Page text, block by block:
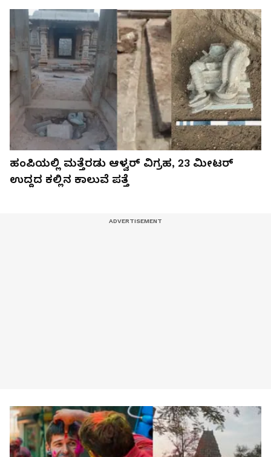
ಹಂಪಿಯಲ್ಲಿ ಮತ್ತೆರಡು ಆಳ್ವರ್‌ ವಿಗ್ರಹ, 23 ಮೀಟರ್‌
ಉದ್ದದ ಕಲ್ಲಿನ ಕಾಲುವೆ ಪತ್ತೆ